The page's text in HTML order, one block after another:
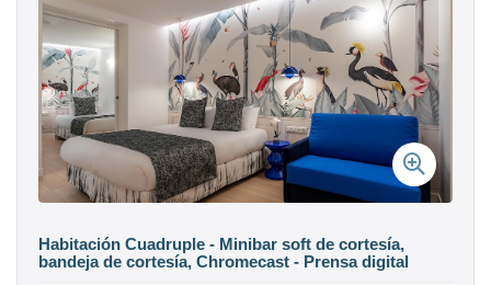
Habitación Cuadruple - Minibar soft de cortesía,
bandeja de cortesía, Chromecast - Prensa digital